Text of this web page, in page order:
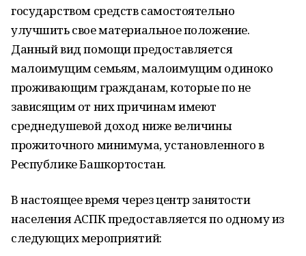
государством средств самостоятельно
улучшить свое материальное положение.
Данный вид помощи предоставляется
малоимущим семьям, малоимущим одиноко
проживающим гражданам, которые по не
зависящим от них причинам имеют
среднедушевой доход ниже величины
прожиточного минимума, установленного в
Республике Башкортостан.
В настоящее время через центр занятости
населения АСПК предоставляется по одному из
следующих мероприятий: